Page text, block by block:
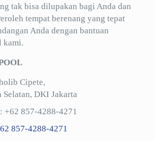
tak bisa dilupakan bagi Anda dan
tempat berenang yang tepat
Anda dengan bantuan
kami.
Cipete,
Selatan, DKI Jakarta
+62 857-4288-4271
857-4288-4271